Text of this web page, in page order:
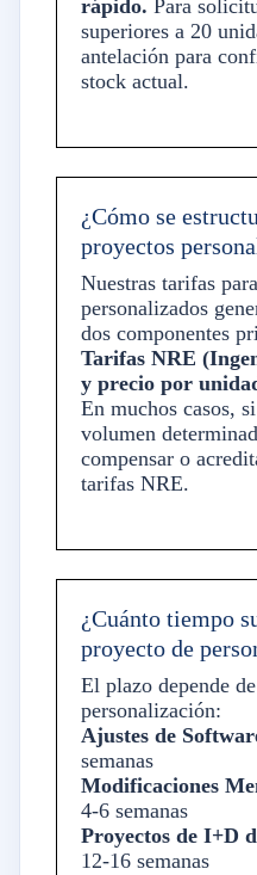
rápido. Para
superiores a 20
antelación para
stock actual.
¿Cómo se
proyectos
Nuestras tarifas
personalizados
dos componentes
Tarifas NRE
y precio por
En muchos casos,
volumen
compensar o
tarifas NRE.
¿Cuánto tiempo
proyecto de
El plazo depende
personalización:
Ajustes de
semanas
Modificaciones
4-6 semanas
Proyectos de I+D
12-16 semanas